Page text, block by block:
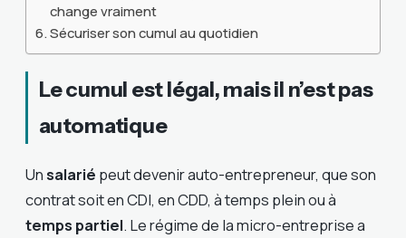
change vraiment
Sécuriser son cumul au quotidien
Le cumul est légal, mais il n’est pas
automatique
Unsalarié peut devenir auto-entrepreneur, que son
contrat soit en CDI, en CDD, à temps plein ou à
temps partiel. Le régime de la micro-entreprise a